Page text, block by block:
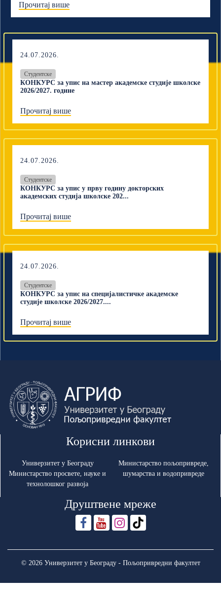
Прочитај више
24.07.2026.
Студентске
КОНКУРС за упис на мастер академске студије школске
2026/2027. године
Прочитај више
24.07.2026.
Студентске
КОНКУРС за упис у прву годину докторских
академских студија школске 202...
Прочитај више
24.07.2026.
Студентске
КОНКУРС за упис на специјалистичке академске
студије школске 2026/2027....
Прочитај више
Корисни линкови
Универзитет у Београду
Министарство просвете, науке и
технолошког развоја
Министарство пољопривреде,
шумарства и водопривреде
Друштвене мреже
© 2026 Универзитет у Београду - Пољопривредни факултет